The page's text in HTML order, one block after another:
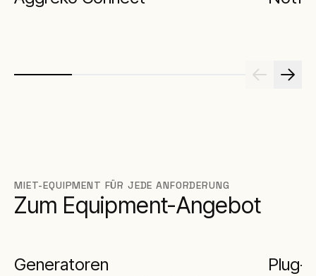
MIET-EQUIPMENT FÜR JEDE ANFORDERUNG
Zum Equipment-Angebot
Generatoren
Plug-